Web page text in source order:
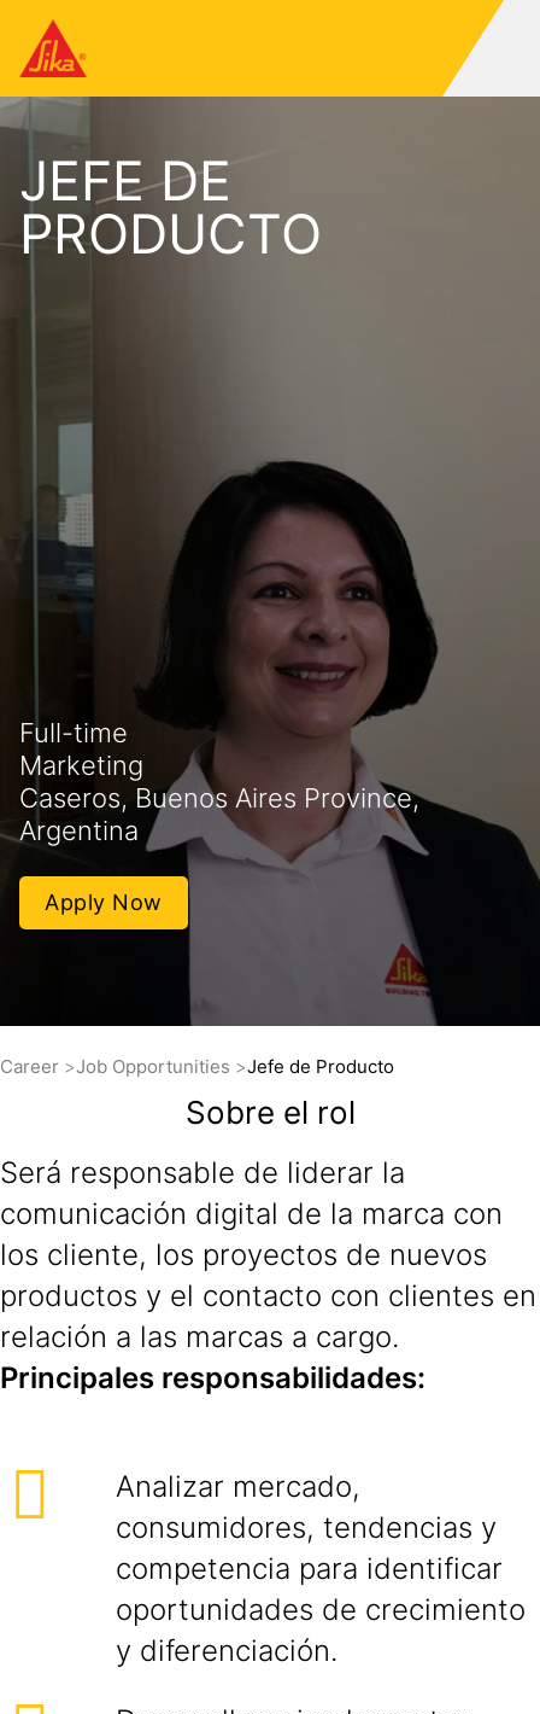
JEFE DE
PRODUCTO
Full-time
Marketing
Caseros, Buenos Aires Province,
Argentina
Apply Now
Career Job Opportunities Jefe de Producto
Sobre el rol
Será responsable de liderar la
comunicación digital de la marca con
los cliente, los proyectos de nuevos
productos y el contacto con clientes en
relación a las marcas a cargo.
Principales responsabilidades:
Analizar mercado,
consumidores, tendencias y
competencia para identificar
oportunidades de crecimiento
y diferenciación.